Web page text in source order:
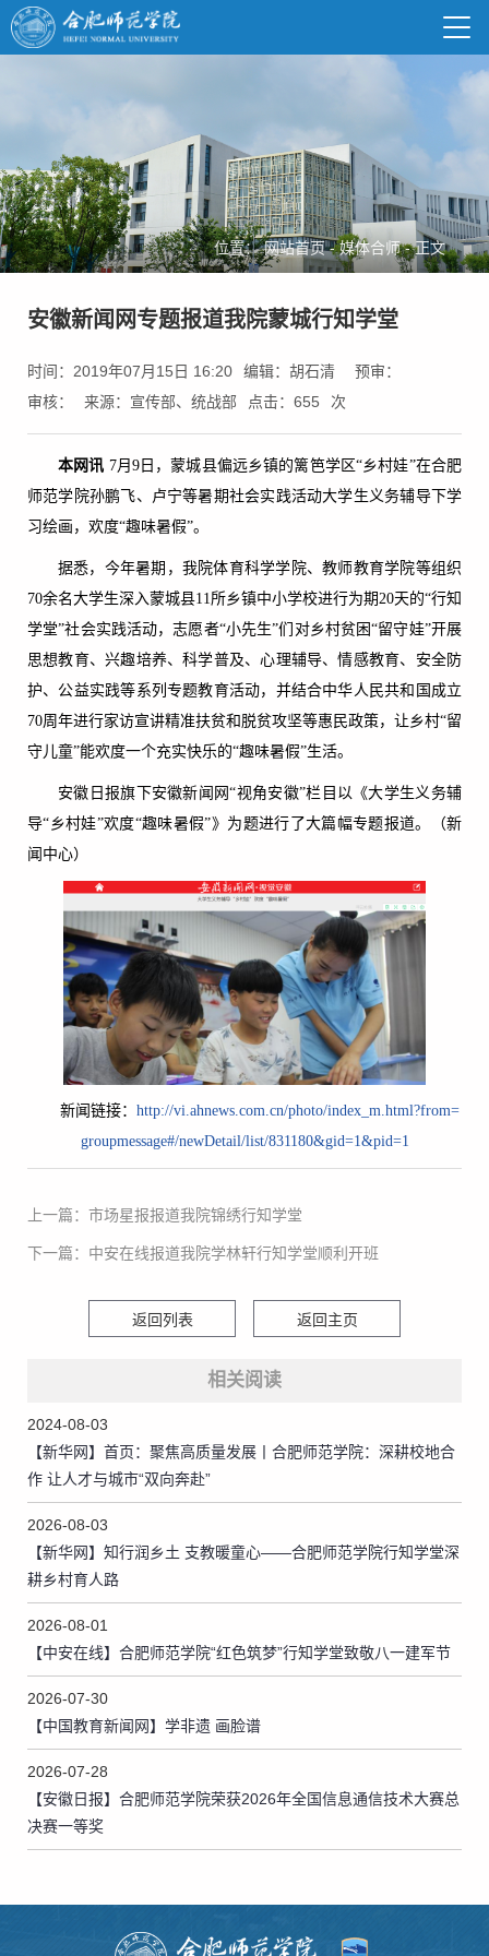
位置：网站首页-媒体合师-正文
安徽新闻网专题报道我院蒙城行知学堂
时间：2019年07月15日 16:20 编辑：胡石清
预审：
审核：
来源：宣传部、统战部 点击： 655 次
本网讯 7月9日，蒙城县偏远乡镇的篱笆学区“乡村娃”在合肥
师范学院孙鹏飞、卢宁等暑期社会实践活动大学生义务辅导下学
习绘画，欢度“趣味暑假”。
据悉，今年暑期，我院体育科学学院、教师教育学院等组织
70余名大学生深入蒙城县11所乡镇中小学校进行为期20天的“行知
学堂”社会实践活动，志愿者“小先生”们对乡村贫困“留守娃”开展
思想教育、兴趣培养、科学普及、心理辅导、情感教育、安全防
护、公益实践等系列专题教育活动，并结合中华人民共和国成立
70周年进行家访宣讲精准扶贫和脱贫攻坚等惠民政策，让乡村“留
守儿童”能欢度一个充实快乐的“趣味暑假”生活。
安徽日报旗下安徽新闻网“视角安徽”栏目以《大学生义务辅
导“乡村娃”欢度“趣味暑假”》为题进行了大篇幅专题报道。（新
闻中心）
新闻链接： http://vi.ahnews.com.cn/photo/index_m.html?from=
groupmessage#/newDetail/list/831180&gid=1&pid=1
上一篇：市场星报报道我院锦绣行知学堂
下一篇：中安在线报道我院学林轩行知学堂顺利开班
返回列表 返回主页
相关阅读
2024-08-03
【新华网】首页：聚焦高质量发展丨合肥师范学院：深耕校地合
作 让人才与城市“双向奔赴”
2026-08-03
【新华网】知行润乡土 支教暖童心——合肥师范学院行知学堂深
耕乡村育人路
2026-08-01
【中安在线】合肥师范学院“红色筑梦”行知学堂致敬八一建军节
2026-07-30
【中国教育新闻网】学非遗 画脸谱
2026-07-28
【安徽日报】合肥师范学院荣获2026年全国信息通信技术大赛总
决赛一等奖